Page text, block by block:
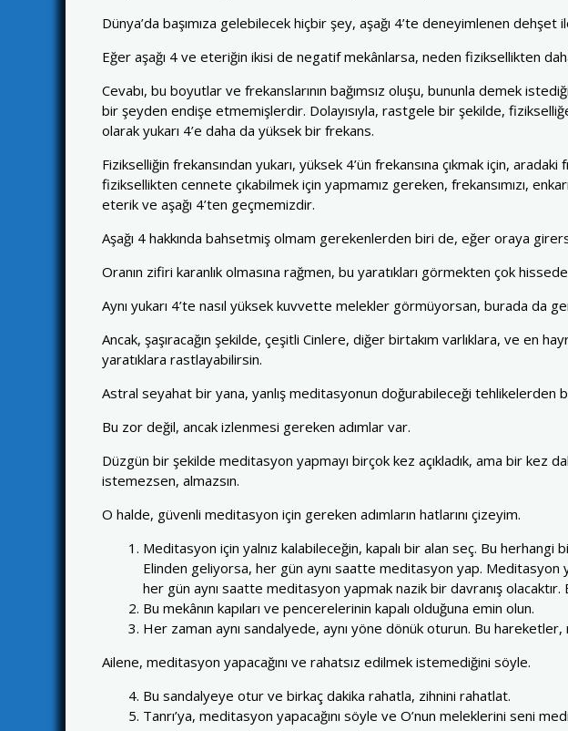
Dünya’da başımıza gelebilecek hiçbir şey, aşağı 4’te deneyimlenen dehşet
Eğer aşağı 4 ve eteriğin ikisi de negatif mekânlarsa, neden fiziksellikten
Cevabı, bu boyutlar ve frekanslarının bağımsız oluşu, bununla demek
bir şeyden endişe etmemişlerdir. Dolayısıyla, rastgele bir şekilde,
olarak yukarı 4’e daha da yüksek bir frekans.
Fizikselliğin frekansından yukarı, yüksek 4’ün frekansına çıkmak için,
fiziksellikten cennete çıkabilmek için yapmamız gereken, frekansımızı,
eterik ve aşağı 4’ten geçmemizdir.
Aşağı 4 hakkında bahsetmiş olmam gerekenlerden biri de, eğer oraya
Oranın zifiri karanlık olmasına rağmen, bu yaratıkları görmekten çok
Aynı yukarı 4’te nasıl yüksek kuvvette melekler görmüyorsan, burada da
Ancak, şaşıracağın şekilde, çeşitli Cinlere, diğer birtakım varlıklara, ve en
yaratıklara rastlayabilirsin.
Astral seyahat bir yana, yanlış meditasyonun doğurabileceği tehlikelerden
Bu zor değil, ancak izlenmesi gereken adımlar var.
Düzgün bir şekilde meditasyon yapmayı birçok kez açıkladık, ama bir kez
istemezsen, almazsın.
O halde, güvenli meditasyon için gereken adımların hatlarını çizeyim.
Meditasyon için yalnız kalabileceğin, kapalı bir alan seç. Bu
Elinden geliyorsa, her gün aynı saatte meditasyon yap. Meditasyon
her gün aynı saatte meditasyon yapmak nazik bir davranış
Bu mekânın kapıları ve pencerelerinin kapalı olduğuna emin olun.
Her zaman aynı sandalyede, aynı yöne dönük oturun. Bu
Ailene, meditasyon yapacağını ve rahatsız edilmek istemediğini söyle.
Bu sandalyeye otur ve birkaç dakika rahatla, zihnini rahatlat.
Tanrı’ya, meditasyon yapacağını söyle ve O’nun meleklerini seni